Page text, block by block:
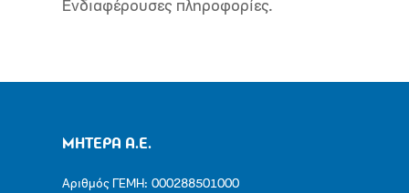
Ενδιαφέρουσες πληροφορίες.
ΜΗΤΕΡΑ Α.Ε.
Αριθμός ΓΕΜΗ: 000288501000